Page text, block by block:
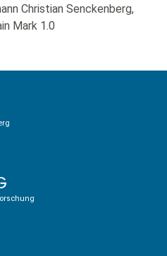
Christian Senckenberg,
Mark 1.0